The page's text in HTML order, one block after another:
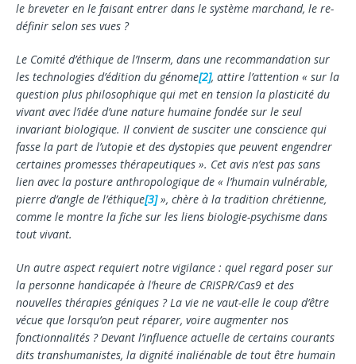
le breveter en le faisant entrer dans le système marchand, le re­
définir selon ses vues ?
Le Comité d’éthique de l’Inserm, dans une recom­mandation sur
les technologies d’édition du gé­nome[2], attire l’attention « sur la
question plus philo­sophique qui met en tension la plasticité du
vivant avec l’idée d’une nature humaine fondée sur le seul
invariant biologique. Il convient de susciter une conscience qui
fasse la part de l’utopie et des dystopies que peuvent en­gendrer
certaines promesses thérapeutiques ». Cet avis n’est pas sans
lien avec la posture anthropologique de « l’humain vulnérable,
pierre d’angle de l’éthique[3]», chère à la tradition chrétienne,
comme le montre la fiche sur les liens biologie-psychisme dans
tout vi­vant.
Un autre aspect requiert notre vigilance : quel re­gard poser sur
la personne handicapée à l’heure de CRISPR/Cas9 et des
nouvelles thérapies géniques ? La vie ne vaut-elle le coup d’être
vécue que lorsqu’on peut réparer, voire augmenter nos
fonctionnalités ? Devant l’influence actuelle de certains courants
dits transhumanistes, la dignité inaliénable de tout être humain